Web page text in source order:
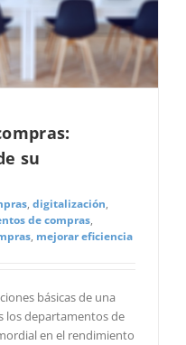
su
, digitalización,
de compras,
, mejorar eficiencia
básicas de una
los departamentos de
en el rendimiento